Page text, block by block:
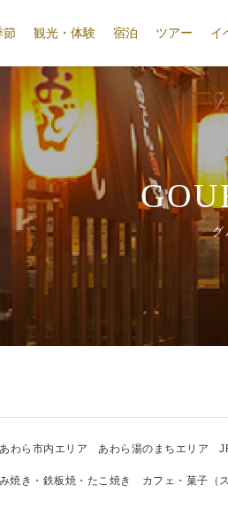
節 観光・体験 宿泊 ツアー イ
グ
わら市内エリア あわら湯のまちエリア
焼き・鉄板焼・たこ焼き カフェ・菓子（